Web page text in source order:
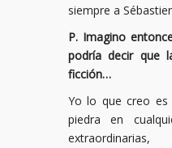
siempre a
P. Imagino
podría decir que
ficción…
Yo lo que creo es
piedra en